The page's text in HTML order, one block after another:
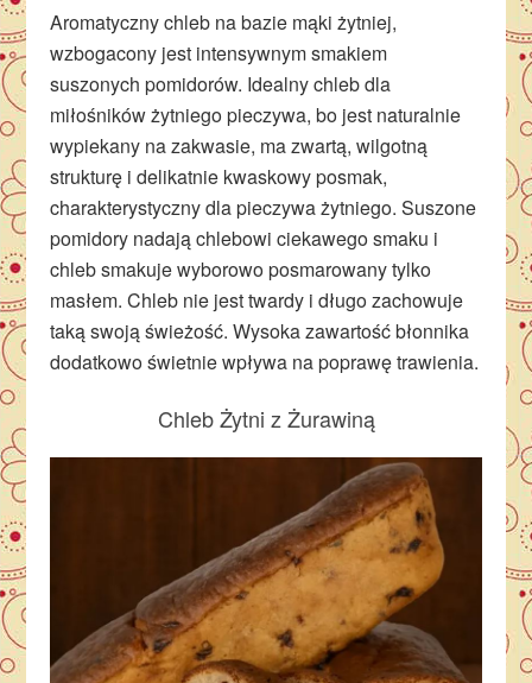
Aromatyczny chleb na bazie mąki żytniej,
wzbogacony jest intensywnym smakiem
suszonych pomidorów. Idealny chleb dla
miłośników żytniego pieczywa, bo jest naturalnie
wypiekany na zakwasie, ma zwartą, wilgotną
strukturę i delikatnie kwaskowy posmak,
charakterystyczny dla pieczywa żytniego. Suszone
pomidory nadają chlebowi ciekawego smaku i
chleb smakuje wyborowo posmarowany tylko
masłem. Chleb nie jest twardy i długo zachowuje
taką swoją świeżość. Wysoka zawartość błonnika
dodatkowo świetnie wpływa na poprawę trawienia.
Chleb Żytni z Żurawiną